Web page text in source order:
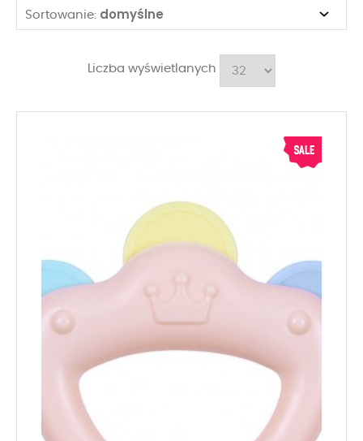
Sortowanie: domyślne
Liczba wyświetlanych